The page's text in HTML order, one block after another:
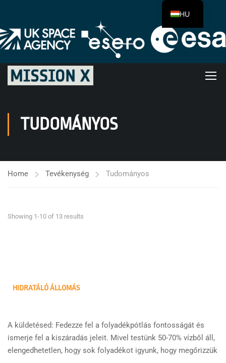
TUDOMÁNYOS
Home Tevékenység Tudományos
Showing 1-10 of 13 results
HIDRATÁLÓ ÁLLOMÁS
A küldetésed: Fedezze fel a folyadékpótlás fontosságát és
ismerje fel a kiszáradás jeleit. Mivel testünk 50-70% vízből áll,
elengedhetetlen, hogy sok folyadékot igyunk, hogy megőrizzük
HU